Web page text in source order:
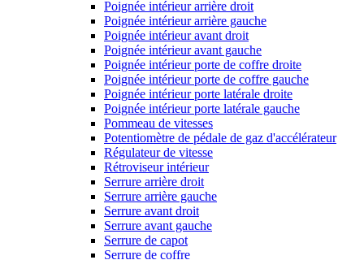
Poignée intérieur arrière droit
Poignée intérieur arrière gauche
Poignée intérieur avant droit
Poignée intérieur avant gauche
Poignée intérieur porte de coffre droite
Poignée intérieur porte de coffre gauche
Poignée intérieur porte latérale droite
Poignée intérieur porte latérale gauche
Pommeau de vitesses
Potentiomètre de pédale de gaz d'accélérateur
Régulateur de vitesse
Rétroviseur intérieur
Serrure arrière droit
Serrure arrière gauche
Serrure avant droit
Serrure avant gauche
Serrure de capot
Serrure de coffre